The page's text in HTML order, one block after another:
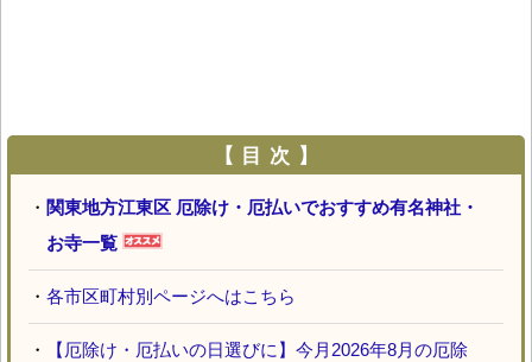
【 目 次 】
・ 関東地方江東区 厄除け・厄払いでおすすめ有名神社・
お寺一覧
・ 各市区町村別ページへはこちら
・
【厄除け・厄払いの日選びに】今月2026年8月の厄除